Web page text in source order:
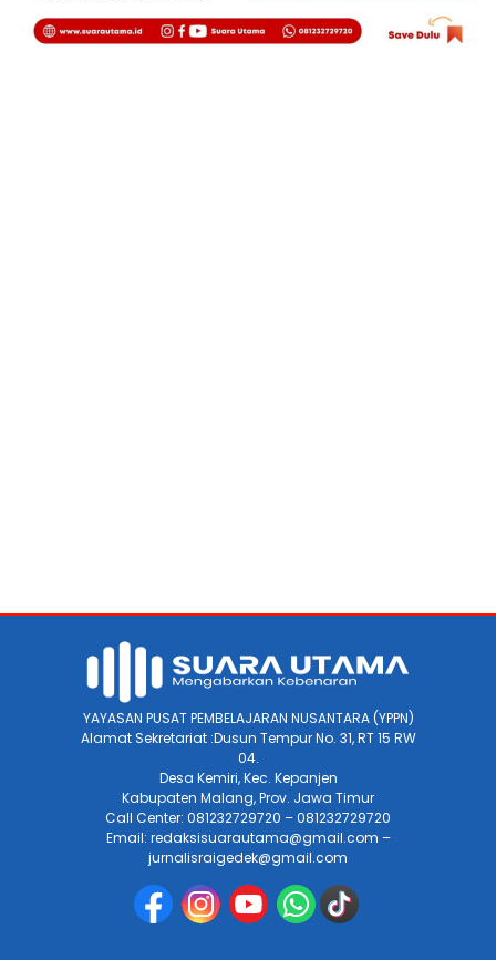
YAYASAN PUSAT PEMBELAJARAN NUSANTARA (YPPN)
Alamat Sekretariat :Dusun Tempur No. 31, RT 15 RW
04.
Desa Kemiri, Kec. Kepanjen
Kabupaten Malang, Prov. Jawa Timur
Call Center: 081232729720 – 081232729720
Email: redaksisuarautama@gmail.com –
jurnalisraigedek@gmail.com